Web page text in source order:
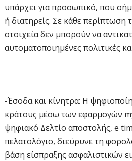
υπάρχει για προσωπικό, που
ή διατηρείς. Σε κάθε περίπτωση
στοιχεία δεν μπορούν να
αυτοματοποιημένες πολιτικές
-Έσοδα και κίνητρα: Η
κράτους μέσω των εφαρμογών
ψηφιακό Δελτίο αποστολής, e
πελατολόγιο, διεύρυνε τη
βάση είσπραξης ασφαλιστικών